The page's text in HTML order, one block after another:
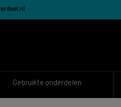
Gebruikte onderdelen